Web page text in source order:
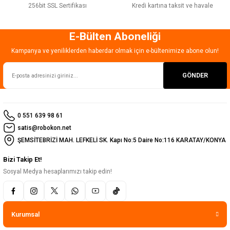
Gönder
256bit SSL Sertifikası Kredi kartına taksit ve havale
E-Bülten Aboneliği
Kampanya ve yeniliklerden haberdar olmak için e-bültenimize abone olun!
GÖNDER
0 551 639 98 61
satis@robokon.net
ŞEMSİTEBRİZİ MAH. LEFKELİ SK. Kapı No:5 Daire No:116 KARATAY/KONYA
Bizi Takip Et!
Sosyal Medya hesaplarımızı takip edin!
Kurumsal